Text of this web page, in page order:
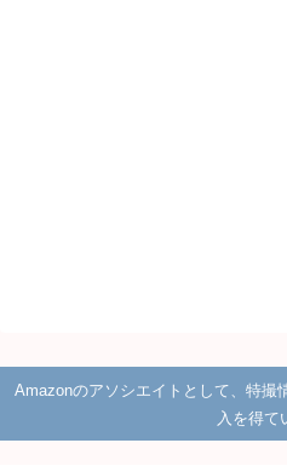
Amazonのアソシエイトとして、特撮
入を得て